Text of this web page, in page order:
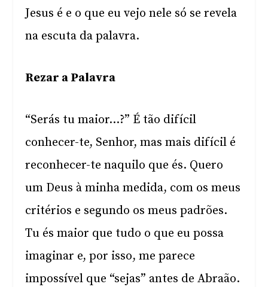
Jesus é e o que eu vejo nele só se revela
na escuta da palavra.
Rezar a Palavra
“Serás tu maior…?” É tão difícil
conhecer-te, Senhor, mas mais difícil é
reconhecer-te naquilo que és. Quero
um Deus à minha medida, com os meus
critérios e segundo os meus padrões.
Tu és maior que tudo o que eu possa
imaginar e, por isso, me parece
impossível que “sejas” antes de Abraão.